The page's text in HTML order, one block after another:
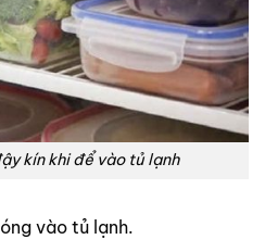
kín khi để vào tủ lạnh
vào tủ lạnh.